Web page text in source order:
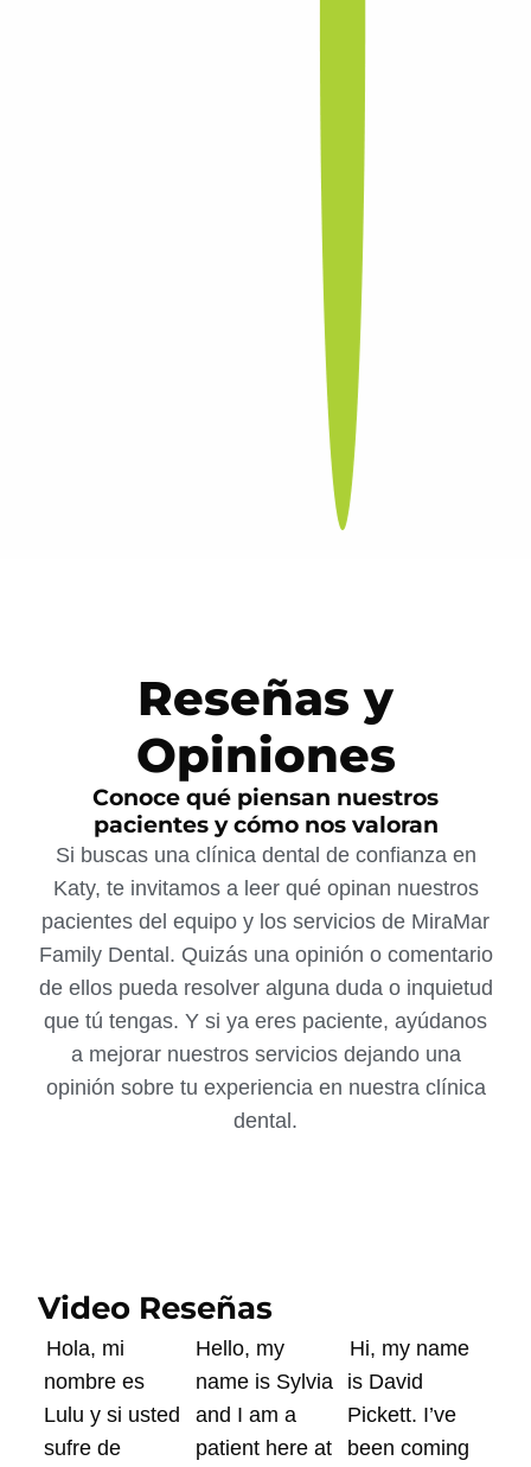
Reseñas y
Opiniones
Conoce qué piensan nuestros
pacientes y cómo nos valoran
Si buscas una clínica dental de confianza en
Katy, te invitamos a leer qué opinan nuestros
pacientes del equipo y los servicios de MiraMar
Family Dental. Quizás una opinión o comentario
de ellos pueda resolver alguna duda o inquietud
que tú tengas. Y si ya eres paciente, ayúdanos
a mejorar nuestros servicios dejando una
opinión sobre tu experiencia en nuestra clínica
dental.
Video Reseñas
Hola, mi
nombre es
Lulu y si usted
sufre de
Hello, my
name is Sylvia
and I am a
patient here at
Hi, my name
is David
Pickett. I’ve
been coming